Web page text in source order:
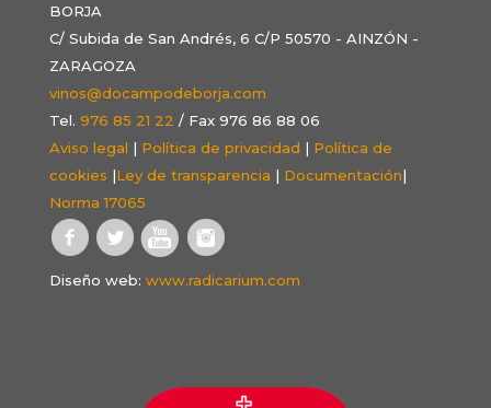
BORJA
C/ Subida de San Andrés, 6 C/P 50570 - AINZÓN -
ZARAGOZA
vinos@docampodeborja.com
Tel. 976 85 21 22 / Fax 976 86 88 06
Aviso legal | Política de privacidad | Política de
cookies |Ley de transparencia | Documentación|
Norma 17065
Diseño web: www.radicarium.com